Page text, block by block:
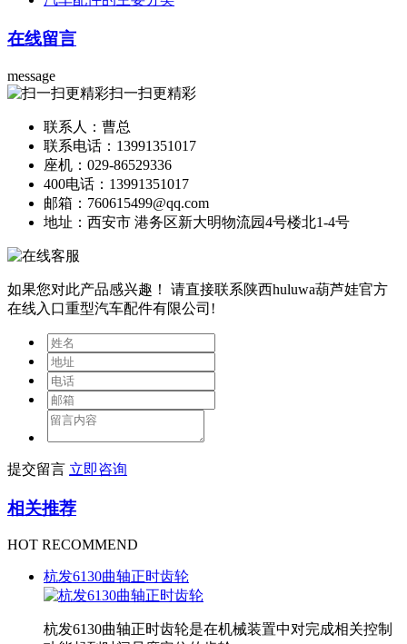
在线留言
message
扫一扫更精彩
联系人：曹总
联系电话：13991351017
座机：029-86529336
400电话：13991351017
邮箱：760615499@qq.com
地址：西安市 港务区新大明物流园4号楼北1-4号
如果您对此产品感兴趣！
请直接联系陕西huluwa葫芦娃官方
在线入口重型汽车配件有限公司!
提交留言 立即咨询
相关推荐
HOT RECOMMEND
杭发6130曲轴正时齿轮
杭发6130曲轴正时齿轮是在机械装置中对完成相关控制